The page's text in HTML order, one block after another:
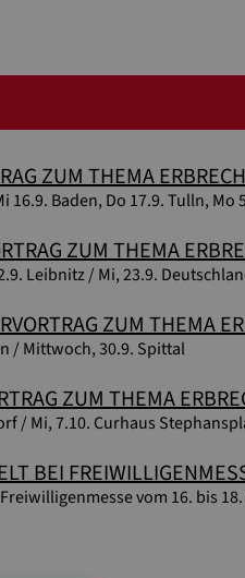
ZUM THEMA
16.9. Baden, Do 17.9. Tulln, Mo
ZUM THEMA
Leibnitz / Mi, 23.9.
ZUM THEMA
/ Mittwoch, 30.9. Spittal
ZUM THEMA
/ Mi, 7.10. Curhaus
BEI
vom 16. bis